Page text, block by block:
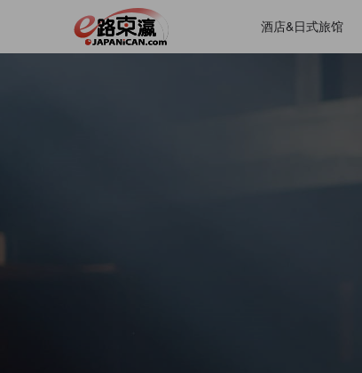
酒店&日式旅馆